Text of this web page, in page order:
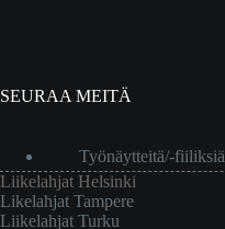
SEURAA MEITÄ
Työnäytteitä/-fiiliksiä
Liikelahjat Helsinki
Likelahjat Tampere
Liikelahjat Turku